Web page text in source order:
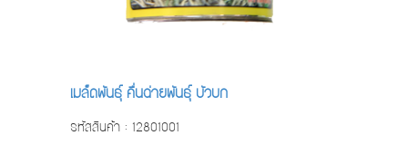
เมล็ดพันธ์ุ คื่นฉ่ายพันธ์ุ บัวบก
รหัสสินค้า : 12801001